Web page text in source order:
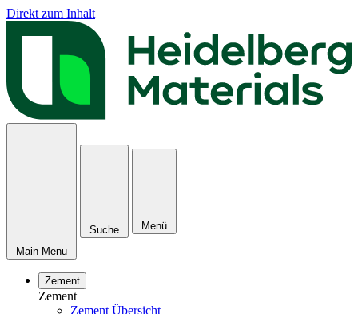
Direkt zum Inhalt
Main Menu
Suche Menü
Zement
Zement
Zement Übersicht